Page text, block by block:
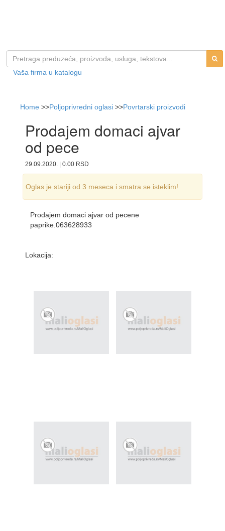
Vaša firma u katalogu
Home >>Poljoprivredni oglasi >>Povrtarski proizvodi
Prodajem domaci ajvar
od pece
29.09.2020. | 0.00 RSD
Oglas je stariji od 3 meseca i smatra se isteklim!
Prodajem domaci ajvar od pecene
paprike.063628933
Lokacija: